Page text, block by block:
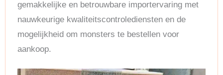
gemakkelijke en betrouwbare importervaring met
nauwkeurige kwaliteitscontrolediensten en de
mogelijkheid om monsters te bestellen voor
aankoop.